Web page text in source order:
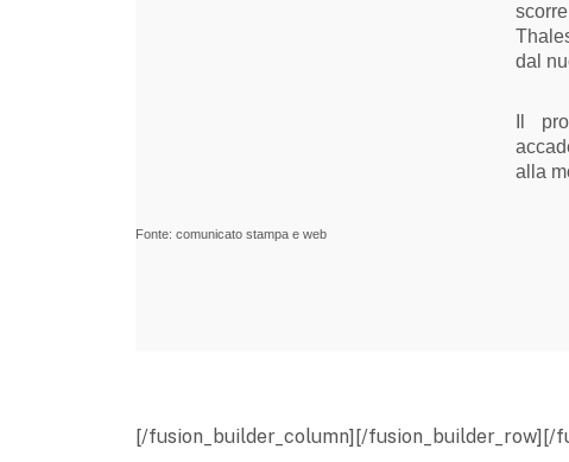
dal
Il
alla
Fonte: comunicato stampa e web
[/fusion_builder_column][/fusion_builder_row][/